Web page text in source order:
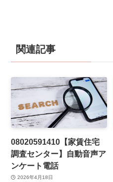
関連記事
08020591410【家賃住宅
調査センター】自動音声ア
ンケート電話
2026年4月18日